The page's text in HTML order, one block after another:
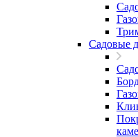
Садовые